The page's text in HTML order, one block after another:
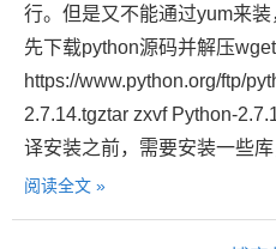
行。但是又不能通过yum来
先下载python源码并解压wget
https://www.python.org/ftp/
2.7.14.tgztar zxvf Python-
译安装之前，需要安装一些
阅读全文 »